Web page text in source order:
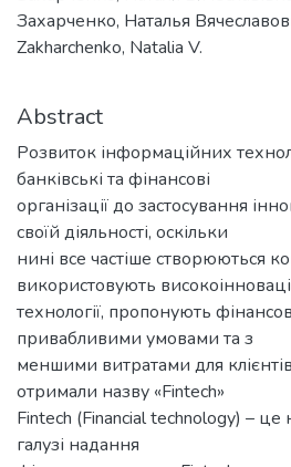
Захарченко, Наталья
Zakharchenko, Natalia V.
Abstract
Розвиток інформаційних
банківські та фінансові
організації до застосування
своїй діяльності, оскільки
нині все частіше створюються
використовують
технології, пропонують
привабливими умовами та з
меншими витратами для клієнтів.
отримали назву «Fintech»
Fintech (Financial technology) –
галузі надання